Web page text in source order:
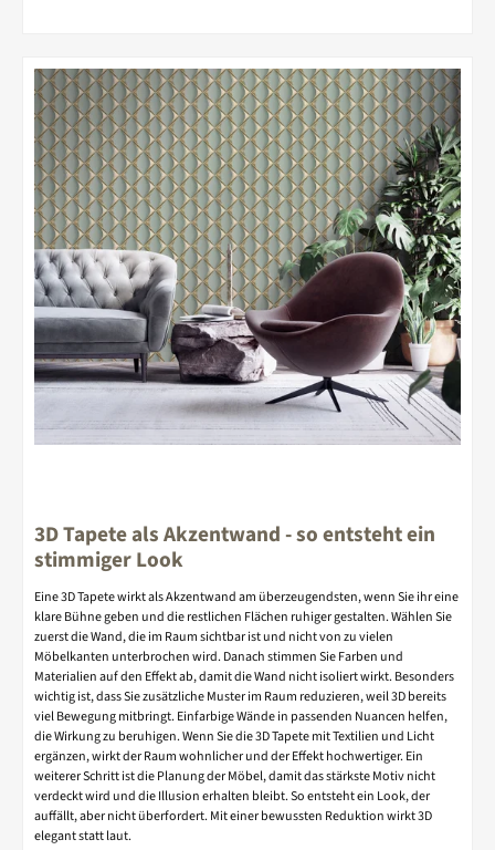
3D Tapete als Akzentwand - so entsteht ein
stimmiger Look
Eine 3D Tapete wirkt als Akzentwand am überzeugendsten, wenn Sie ihr eine
klare Bühne geben und die restlichen Flächen ruhiger gestalten. Wählen Sie
zuerst die Wand, die im Raum sichtbar ist und nicht von zu vielen
Möbelkanten unterbrochen wird. Danach stimmen Sie Farben und
Materialien auf den Effekt ab, damit die Wand nicht isoliert wirkt. Besonders
wichtig ist, dass Sie zusätzliche Muster im Raum reduzieren, weil 3D bereits
viel Bewegung mitbringt. Einfarbige Wände in passenden Nuancen helfen,
die Wirkung zu beruhigen. Wenn Sie die 3D Tapete mit Textilien und Licht
ergänzen, wirkt der Raum wohnlicher und der Effekt hochwertiger. Ein
weiterer Schritt ist die Planung der Möbel, damit das stärkste Motiv nicht
verdeckt wird und die Illusion erhalten bleibt. So entsteht ein Look, der
auffällt, aber nicht überfordert. Mit einer bewussten Reduktion wirkt 3D
elegant statt laut.